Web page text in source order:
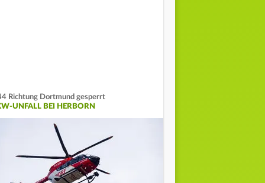
Richtung Dortmund gesperrt
UNFALL BEI HERBORN